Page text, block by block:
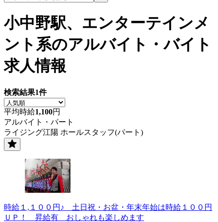
小中野駅、エンターテインメ
ント系のアルバイト・バイト
求人情報
検索結果1件
平均時給1,100円
アルバイト・パート
ライジング江陽 ホールスタッフ(パート)
時給１,１００円♪ 土日祝・お盆・年末年始は時給１００円
ＵＰ！ 昇給有 おしゃれも楽しめます